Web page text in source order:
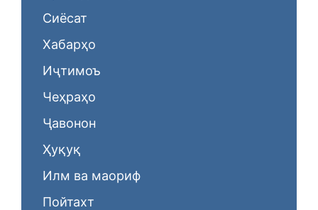
Сиёсат
Хабарҳо
Иҷтимоъ
Чеҳраҳо
Ҷавонон
Ҳуқуқ
Илм ва маориф
Пойтахт